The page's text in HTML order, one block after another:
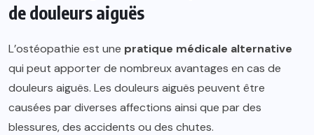
de douleurs aiguës
L’ostéopathie est une pratique médicale alternative
qui peut apporter de nombreux avantages en cas de
douleurs aiguës. Les douleurs aiguës peuvent être
causées par diverses affections ainsi que par des
blessures, des accidents ou des chutes.